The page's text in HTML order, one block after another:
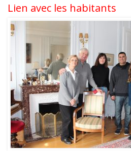
Lien avec les habitants